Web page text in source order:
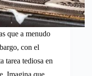
que a menudo
con el
tarea tediosa en
Imagina que